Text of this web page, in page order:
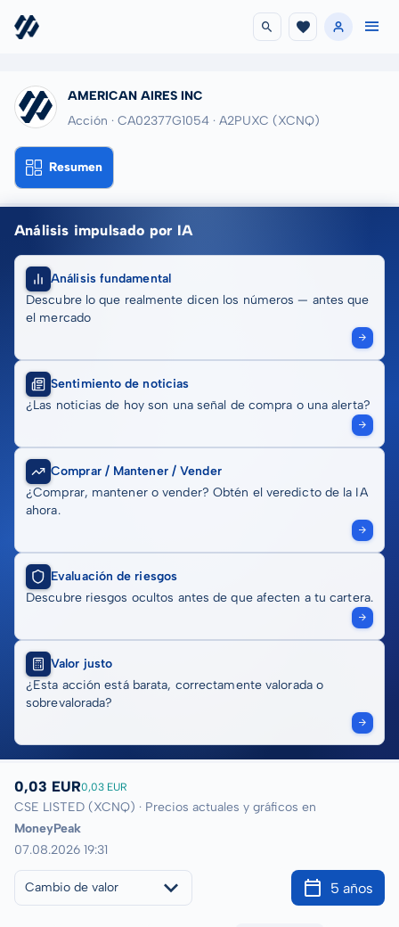
AMERICAN AIRES INC
Acción · CA02377G1054 · A2PUXC (XCNQ)
Resumen
Análisis impulsado por IA
Análisis fundamental
Descubre lo que realmente dicen los números — antes que
el mercado
Sentimiento de noticias
¿Las noticias de hoy son una señal de compra o una alerta?
Comprar / Mantener / Vender
¿Comprar, mantener o vender? Obtén el veredicto de la IA
ahora.
Evaluación de riesgos
Descubre riesgos ocultos antes de que afecten a tu cartera.
Valor justo
¿Esta acción está barata, correctamente valorada o
sobrevalorada?
0,03 EUR0,03 EUR
CSE LISTED (XCNQ) · Precios actuales y gráficos en
MoneyPeak
07.08.2026 19:31
Cambio de valor 5 años